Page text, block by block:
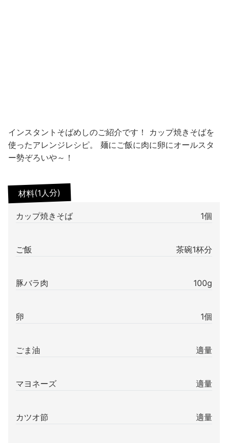
インスタントそばめしのご紹介です！ カップ焼きそばを
使ったアレンジレシピ。 麺にご飯に肉に卵にオールスタ
ー勢ぞろいや～！
材料(1人分)
カップ焼きそば 1個
ご飯 茶碗1杯分
豚バラ肉 100g
卵 1個
ごま油 適量
マヨネーズ 適量
カツオ節 適量